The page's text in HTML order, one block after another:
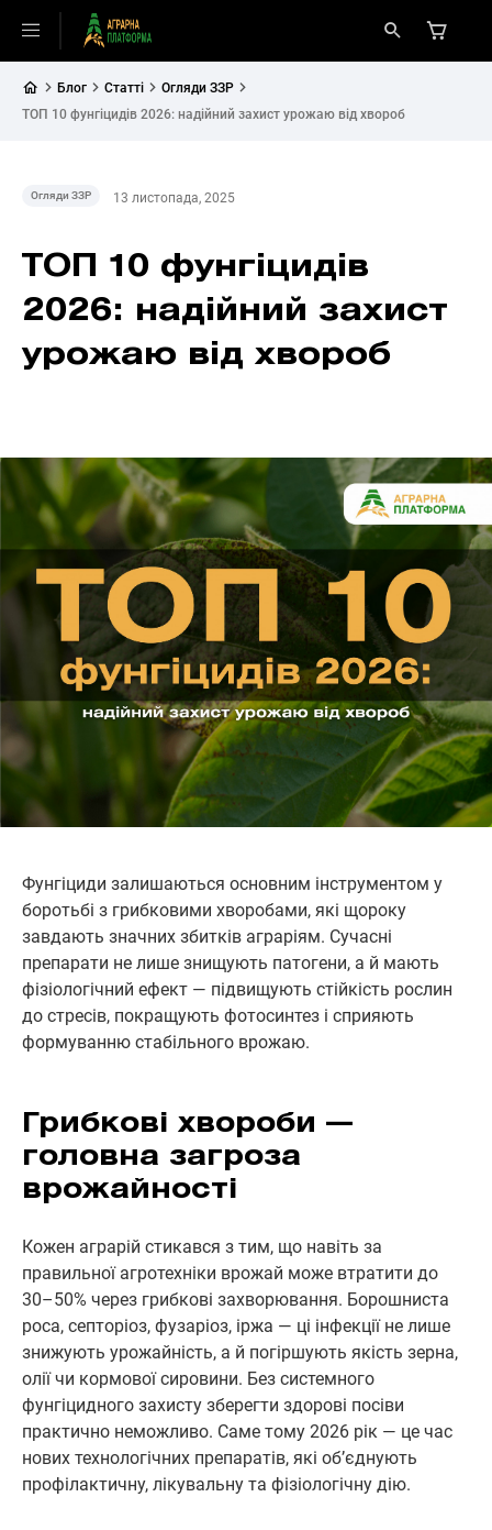
Блог Статті
Огляди ЗЗР
ТОП 10 фунгіцидів 2026: надійний захист урожаю від хвороб
Огляди ЗЗР 13 листопада, 2025
ТОП 10 фунгіцидів
2026: надійний захист
урожаю від хвороб
Фунгіциди залишаються основним інструментом у
боротьбі з грибковими хворобами, які щороку
завдають значних збитків аграріям. Сучасні
препарати не лише знищують патогени, а й мають
фізіологічний ефект — підвищують стійкість рослин
до стресів, покращують фотосинтез і сприяють
формуванню стабільного врожаю.
Грибкові хвороби —
головна загроза
врожайності
Кожен аграрій стикався з тим, що навіть за
правильної агротехніки врожай може втратити до
30–50% через грибкові захворювання. Борошниста
роса, септоріоз, фузаріоз, іржа — ці інфекції не лише
знижують урожайність, а й погіршують якість зерна,
олії чи кормової сировини. Без системного
фунгіцидного захисту зберегти здорові посіви
практично неможливо. Саме тому 2026 рік — це час
нових технологічних препаратів, які об’єднують
профілактичну, лікувальну та фізіологічну дію.